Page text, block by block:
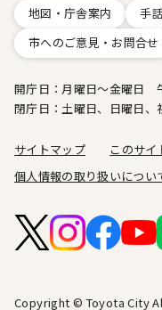
地図・庁舎案内
手
市へのご意見・お問合せ
開庁日：月曜日～金曜日
閉庁日：土曜日、日曜日、
サイトマップ
このサイ
個人情報の取り扱いについ
Copyright © Toyota City